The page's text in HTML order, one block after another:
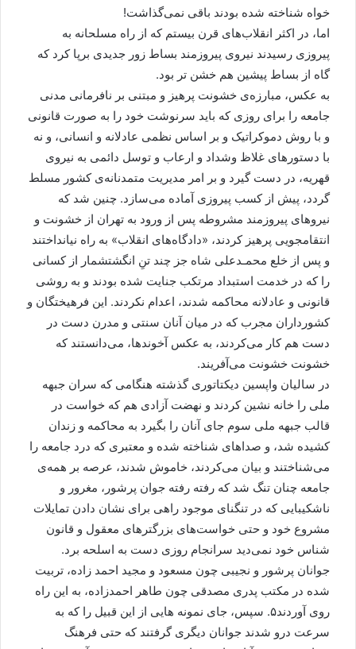
خواه شناخته شده بودند باقی نمی‌گذاشت!
اما، در اکثر انقلاب‌های قرن بیستم که از راه مسلحانه به
پیروزی رسیدند نیروی پیروزمند بساط زور جدیدی برپا کرد که
گاه از بساط پیشین هم خشن تر بود.
به عکس، مبارزه‌ی خشونت پرهیز و مبتنی بر نافرمانی مدنی
جامعه را برای روزی که باید سرنوشت خود را به صورت قانونی
و با روش دموکراتیک و بر اساس نظمی عادلانه و انسانی، و نه
با دستورهای غلاظ وشداد و ارعاب و توسل دائمی به نیروی
قهریه، در دست گیرد و بر امر مدیریت متمدنانه‌ی کشور مسلط
گردد، پیش از کسب پیروزی آماده می‌سازد. چنین شد که
نیروهای پیروزمند مشروطه پس از ورود به تهران از خشونت و
انتقامجویی پرهیز کردند، «دادگاه‌های انقلاب» به راه نیانداختند
و پس از خلع محمـدعلی شاه جز چند تنِ انگشتشمار از کسانی
را که در خدمت استبداد مرتکب جنایت شده بودند و به روشی
قانونی و عادلانه محاکمه شدند، اعدام نکردند. این فرهیختگان و
کشورداران مجرب که در میان آنان سنتی و مدرن دست در
دست هم کار می‌کردند، به عکس آخوندها، می‌دانستند که
خشونت خشونت می‌آفریند.
در سالیان واپسین دیکتاتوری گذشته هنگامی که سران جبهه
ملی را خانه نشین کردند و نهضت آزادی هم که خواست در
قالب جبهه ملی سوم جای آنان را بگیرد به محاکمه و زندان
کشیده شد، و صداهای شناخته شده و معتبری که درد جامعه را
می‌شناختند و بیان می‌کردند، خاموش شدند، عرصه بر همه‌ی
جامعه چنان تنگ شد که رفته رفته جوان پرشور، مغرور و
ناشکیبایی که در تنگنای موجود راهی برای نشان دادن تمایلات
مشروع خود و حتی خواست‌های بزرگترهای معقول و قانون
شناس خود نمی‌دید سرانجام روزی دست به اسلحه برد.
جوانان پرشور و نجیبی چون مسعود و مجید احمد زاده، تربیت
شده در مکتب پدری مصدقی چون طاهر احمدزاده، به این راه
روی آوردند۵. سپس، جای نمونه هایی از این قبیل را که به
سرعت درو شدند جوانان دیگری گرفتند که حتی فرهنگ